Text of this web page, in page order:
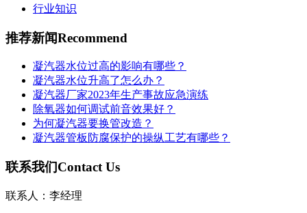
行业知识
推荐新闻Recommend
凝汽器水位过高的影响有哪些？
凝汽器水位升高了怎么办？
凝汽器厂家2023年生产事故应急演练
除氧器如何调试前音效果好？
为何凝汽器要换管改造？
凝汽器管板防腐保护的操纵工艺有哪些？
联系我们Contact Us
联系人：李经理